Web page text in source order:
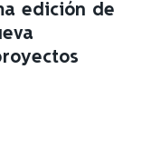
edición de